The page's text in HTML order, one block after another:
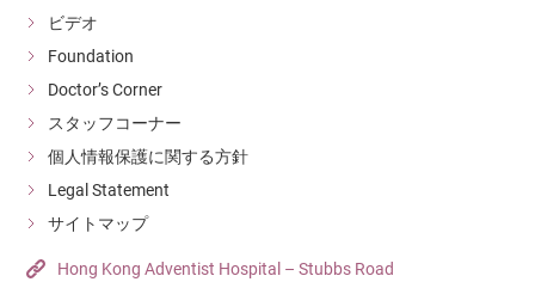
ビデオ
Foundation
Doctor’s Corner
スタッフコーナー
個人情報保護に関する方針
Legal Statement
サイトマップ
Hong Kong Adventist Hospital – Stubbs Road